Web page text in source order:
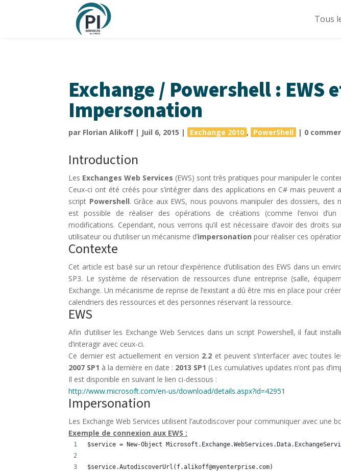
Tous
Exchange / Powershell : EWS
Impersonation
par Florian Alikoff| Juil 6, 2015 | Exchange 2010 , PowerShell | 0
Introduction
Les Exchanges Web Services (EWS) sont très pratiques pour manipuler le
Ceux-ci ont été créés pour s’intégrer dans des applications en C# mais peuvent
script Powershell. Grâce aux EWS, nous pouvons manipuler des dossiers, des
est possible de réaliser des opérations de créations (comme l’envoi d’un
modifications. Cependant, nous verrons qu’il est nécessaire d’avoir des droits
utilisateur ou d’utiliser un mécanisme d’impersonation pour réaliser ces
Contexte
Cet article est basé sur un retour d’expérience d’utilisation des EWS dans un
SP3. Le système de réservation de ressources d’une entreprise (salle,
Exchange. Un mécanisme de reprise de l’existant a dû être mis en place pour
calendriers des ressources et des personnes réservant la ressource.
EWS
Afin d’utiliser les Exchange Web Services dans un script Powershell, il faut
d’interagir avec ceux-ci.
Ce dernier est actuellement en version 2.2 et peuvent s’interfacer avec toutes
2007 SP1 à la dernière en date : 2013 SP1 (Les cumulatives updates n’ont pas
Il est disponible en suivant le lien ci-dessous :
http://www.microsoft.com/en-us/download/details.aspx?id=42951
Impersonation
Les Exchange Web Services utilisent l’autodiscover pour communiquer avec une
Exemple de connexion aux EWS :
$service = New-Object
$service.AutodiscoverUrl(f.alikoff@myenterprise.com)